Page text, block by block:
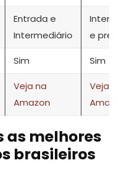
Entrada e
Intermediário
e
Sim Sim
Veja na
Amazon
Veja
as melhores
brasileiros